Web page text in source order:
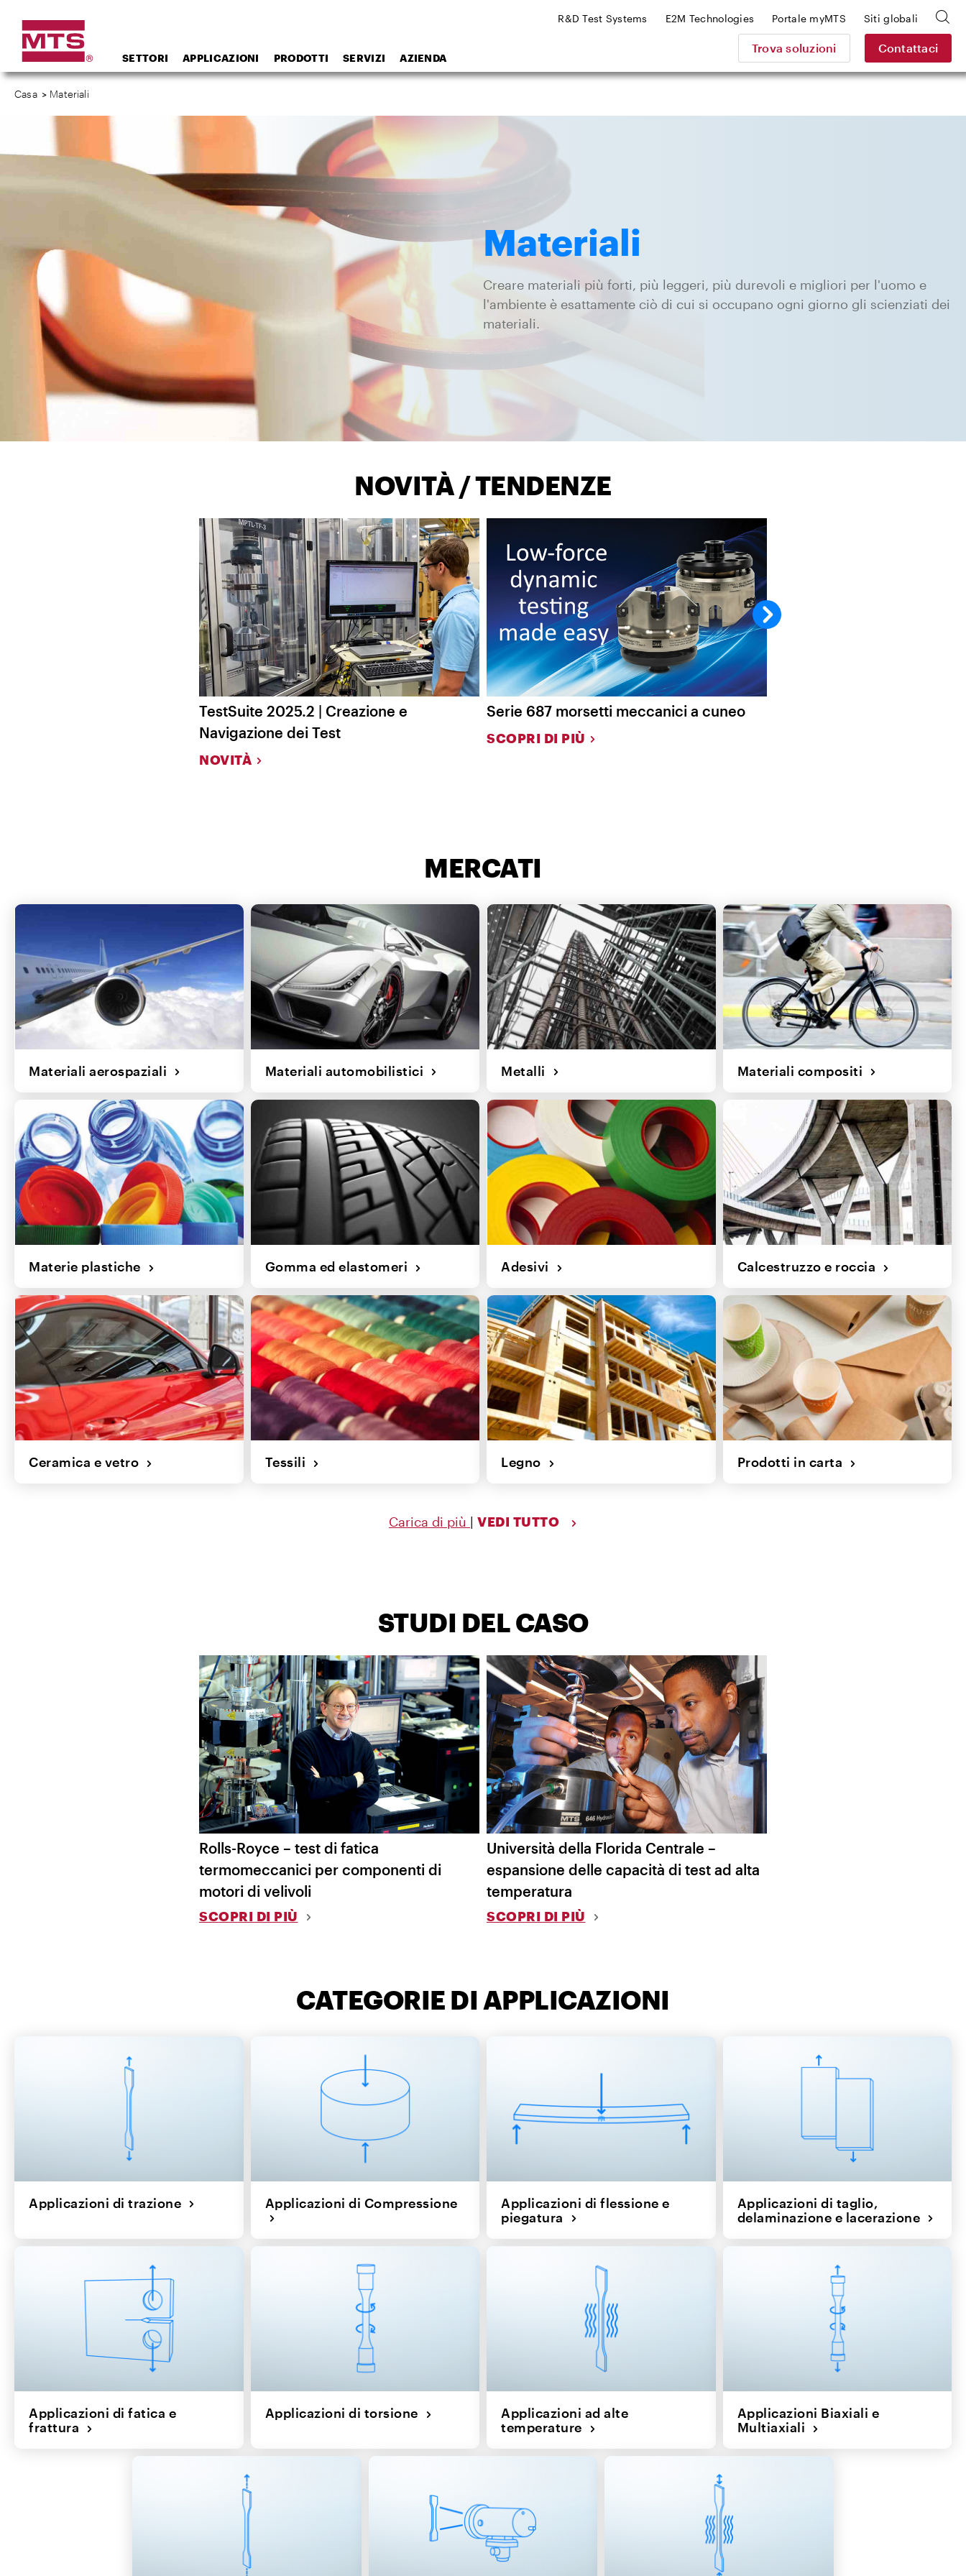
SETTORI APPLICAZIONI PRODOTTI SERVIZI AZIENDA
Trova soluzioni Contattaci
R&D Test Systems E2M Technologies Portale myMTS Siti globali
Casa > Materiali
Materiali
Creare materiali più forti, più leggeri, più durevoli e migliori per l'uomo e
l'ambiente è esattamente ciò di cui si occupano ogni giorno gli scienziati dei
materiali.
NOVITÀ / TENDENZE
TestSuite 2025.2 | Creazione e
Navigazione dei Test
NOVITÀ
Serie 687 morsetti meccanici a cuneo
SCOPRI DI PIÙ
MERCATI
Materiali aerospaziali Materiali automobilistici Metalli Materiali compositi
Materie plastiche Gomma ed elastomeri Adesivi Calcestruzzo e roccia
Ceramica e vetro Tessili Legno Prodotti in carta
Carica di più | VEDI TUTTO
STUDI DEL CASO
Rolls-Royce – test di fatica
termomeccanici per componenti di
motori di velivoli
SCOPRI DI PIÙ
Università della Florida Centrale –
espansione delle capacità di test ad alta
temperatura
SCOPRI DI PIÙ
CATEGORIE DI APPLICAZIONI
Applicazioni di trazione Applicazioni di Compressione
Applicazioni di flessione e
piegatura
Applicazioni di taglio,
delaminazione e lacerazione
Applicazioni di fatica e
frattura
Applicazioni di torsione
Applicazioni ad alte
temperature
Applicazioni Biaxiali e
Multiaxiali